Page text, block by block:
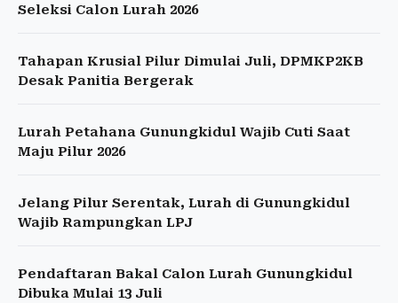
Seleksi Calon Lurah 2026
Tahapan Krusial Pilur Dimulai Juli, DPMKP2KB
Desak Panitia Bergerak
Lurah Petahana Gunungkidul Wajib Cuti Saat
Maju Pilur 2026
Jelang Pilur Serentak, Lurah di Gunungkidul
Wajib Rampungkan LPJ
Pendaftaran Bakal Calon Lurah Gunungkidul
Dibuka Mulai 13 Juli